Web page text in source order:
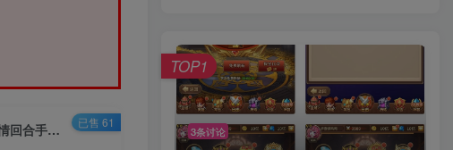
梦幻西游之天天西游又名鸿蒙西游_IOS双端经典动作卡通人物剧情回合手游多功能GM网页后台工具 已售 61
3条讨论
TOP1